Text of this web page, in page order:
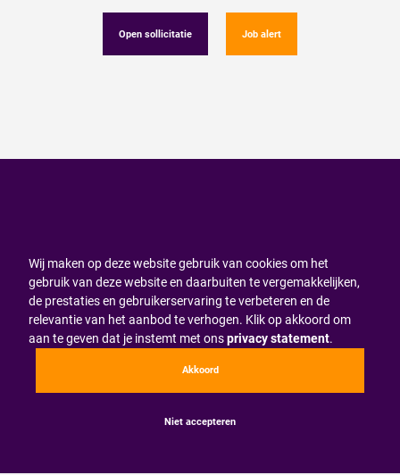
Open sollicitatie Job alert
Wij maken op deze website gebruik van cookies om het
gebruik van deze website en daarbuiten te vergemakkelijken,
de prestaties en gebruikerservaring te verbeteren en de
relevantie van het aanbod te verhogen. Klik op akkoord om
aan te geven dat je instemt met onsprivacy statement.
Akkoord
Niet accepteren